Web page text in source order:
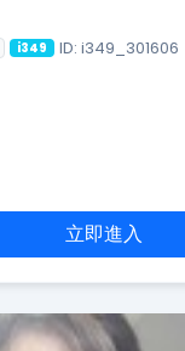
i349 ID: i349_301606
立即進入